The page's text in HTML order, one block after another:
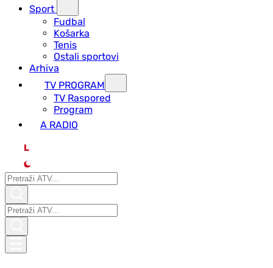
Sport
Fudbal
Košarka
Tenis
Ostali sportovi
Arhiva
TV PROGRAM
ТV Raspored
Program
A RADIO
L